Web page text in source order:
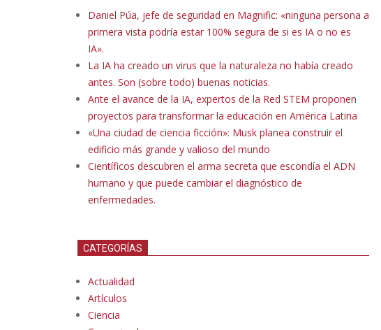
Daniel Púa, jefe de seguridad en Magnific: «ninguna persona a
primera vista podría estar 100% segura de si es IA o no es
IA».
La IA ha creado un virus que la naturaleza no había creado
antes. Son (sobre todo) buenas noticias.
Ante el avance de la IA, expertos de la Red STEM proponen
proyectos para transformar la educación en América Latina
«Una ciudad de ciencia ficción»: Musk planea construir el
edificio más grande y valioso del mundo
Científicos descubren el arma secreta que escondía el ADN
humano y que puede cambiar el diagnóstico de
enfermedades.
CATEGORÍAS
Actualidad
Artículos
Ciencia